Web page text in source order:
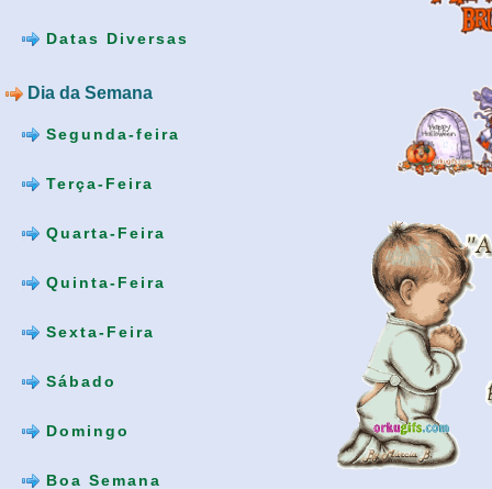
Datas Diversas
Dia da Semana
Segunda-feira
Terça-Feira
Quarta-Feira
Quinta-Feira
Sexta-Feira
Sábado
Domingo
Boa Semana